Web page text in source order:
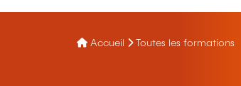
Accueil Toutes les formations